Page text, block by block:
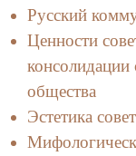
Русский
Ценности
консолидации
общества
Эстетика